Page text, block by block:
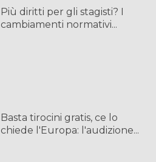
Più diritti per gli stagisti? I
cambiamenti normativi...
Basta tirocini gratis, ce lo
chiede l'Europa: l'audizione...